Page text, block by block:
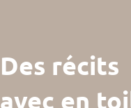
Des récits
avec en